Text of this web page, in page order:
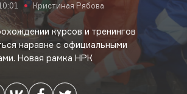
Кристиная Рябова
курсов и тренингов
наравне с официальными
Новая рамка НРК